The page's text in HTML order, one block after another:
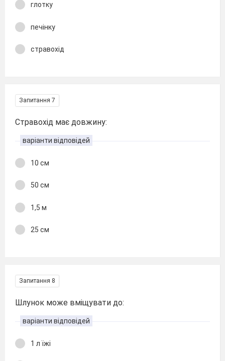
глотку
печінку
стравохід
Запитання 7
Стравохід має довжину:
варіанти відповідей
10 см
50 см
1,5 м
25 см
Запитання 8
Шлунок може вміщувати до:
варіанти відповідей
1 л їжі